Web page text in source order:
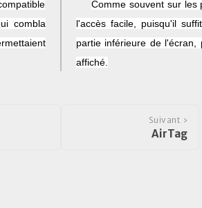
combla
Comme souvent sur les
l'accès facile, puisqu'il
partie inférieure de
affiché.
Suivant ›
AirTag